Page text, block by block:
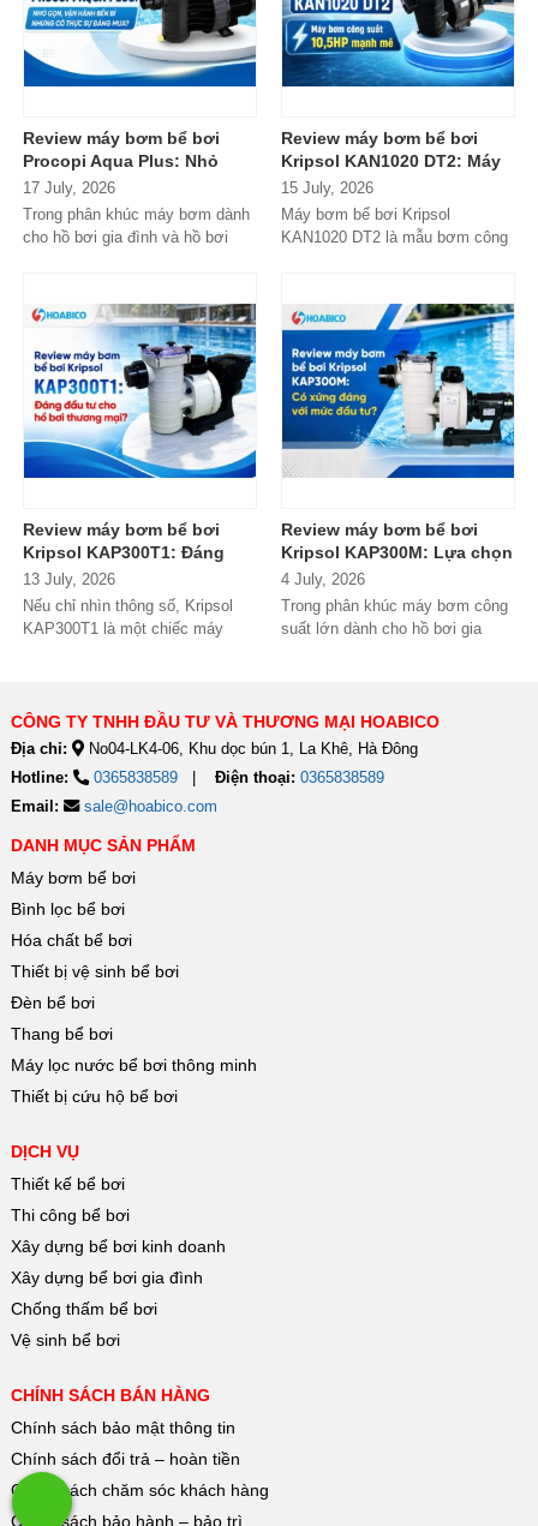
Review máy bơm bể bơi
Procopi Aqua Plus: Nhỏ
gọn, vận hành bền bỉ
nhưng có thực sự đáng
mua?
17 July, 2026
Trong phân khúc máy bơm dành
cho hồ bơi gia đình và hồ bơi
Review máy bơm bể bơi
Kripsol KAN1020 DT2: Máy
bơm công suất lớn có đáng
đầu tư?
15 July, 2026
Máy bơm bể bơi Kripsol
KAN1020 DT2 là mẫu bơm công
Review máy bơm bể bơi
Kripsol KAP300T1: Đáng
đầu tư cho hồ bơi thương
mại?
13 July, 2026
Nếu chỉ nhìn thông số, Kripsol
KAP300T1 là một chiếc máy
Review máy bơm bể bơi
Kripsol KAP300M: Lựa chọn
đáng tiền cho hồ bơi
thương mại?
4 July, 2026
Trong phân khúc máy bơm công
suất lớn dành cho hồ bơi gia
CÔNG TY TNHH ĐẦU TƯ VÀ THƯƠNG MẠI HOABICO
Địa chỉ:
No04-LK4-06, Khu dọc bún 1, La Khê, Hà Đông
Hotline:
0365838589 Điện thoại: 0365838589
Email:
sale@hoabico.com
DANH MỤC SẢN PHẨM
Máy bơm bể bơi
Bình lọc bể bơi
Hóa chất bể bơi
Thiết bị vệ sinh bể bơi
Đèn bể bơi
Thang bể bơi
Máy lọc nước bể bơi thông minh
Thiết bị cứu hộ bể bơi
DỊCH VỤ
Thiết kế bể bơi
Thi công bể bơi
Xây dựng bể bơi kinh doanh
Xây dựng bể bơi gia đình
Chống thấm bể bơi
Vệ sinh bể bơi
CHÍNH SÁCH BÁN HÀNG
Chính sách bảo mật thông tin
Chính sách đổi trả – hoàn tiền
Chính sách chăm sóc khách hàng
Chính sách bảo hành – bảo trì